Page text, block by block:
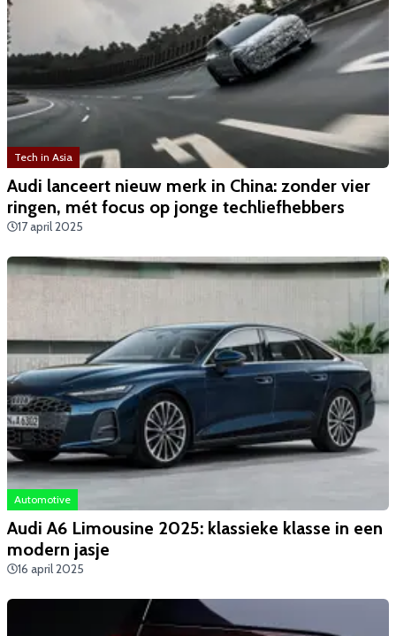
Tech in Asia
Audi lanceert nieuw merk in China: zonder vier
ringen, mét focus op jonge techliefhebbers
17 april 2025
Automotive
Audi A6 Limousine 2025: klassieke klasse in een
modern jasje
16 april 2025